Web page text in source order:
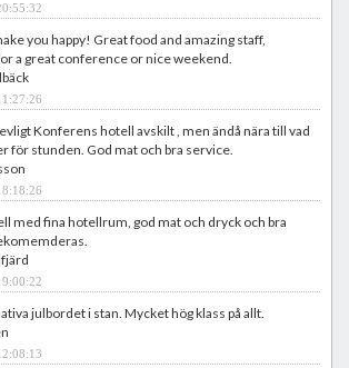
you happy! Great food and amazing staff,
a great conference or nice weekend.
Konferens hotell avskilt , men ändå nära till vad
för stunden. God mat och bra service.
med fina hotellrum, god mat och dryck och bra
julbordet i stan. Mycket hög klass på allt.